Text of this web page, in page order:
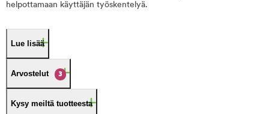
helpottamaan käyttäjän työskentelyä.
Lue lisää
Arvostelut 3
Kysy meiltä tuotteesta